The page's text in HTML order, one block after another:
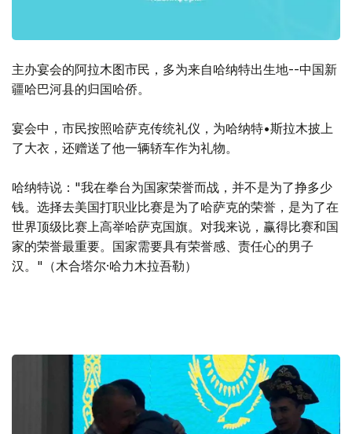
主办宴会的阿拉木图市民，多为来自哈纳特出生地--中国新
疆哈巴河县的归国哈侨。
宴会中，市民按照哈萨克传统礼仪，为哈纳特•斯拉木披上
了大衣，还赠送了他一辆轿车作为礼物。
哈纳特说："我在拳台为国家荣誉而战，并不是为了挣多少
钱。选择去美国打职业比赛是为了哈萨克的荣誉，是为了在
世界顶级比赛上高举哈萨克国旗。对我来说，赢得比赛和国
家的荣誉最重要。国家需要具有荣誉感、责任心的男子
汉。"（木合塔尔·哈力木拉吾勒）